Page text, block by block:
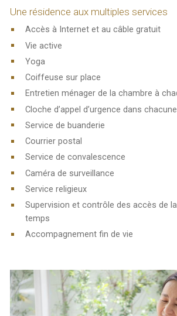
Une résidence aux multiples services
Accès à Internet et au câble gratuit
Vie active
Yoga
Coiffeuse sur place
Entretien ménager de la chambre à
Cloche d’appel d’urgence dans
Service de buanderie
Courrier postal
Service de convalescence
Caméra de surveillance
Service religieux
Supervision et contrôle des accès de
temps
Accompagnement fin de vie